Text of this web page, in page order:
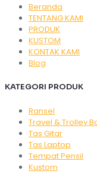
Beranda
TENTANG KAMI
PRODUK
KUSTOM
KONTAK KAMI
Blog
KATEGORI PRODUK
Ransel
Travel & Trolley
Tas Gitar
Tas Laptop
Tempat Pensil
Kustom